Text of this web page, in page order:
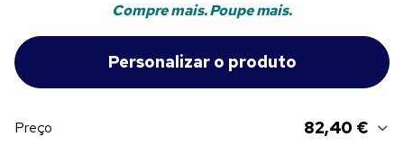
Compre mais. Poupe mais.
Preço 82,40 €